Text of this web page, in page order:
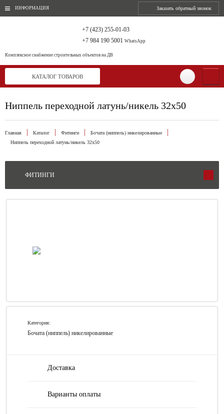
ИНФОРМАЦИЯ Заказать обратный звонок
Комплексное снабжение строительных объектов на ДВ
+7 (423) 255-01-03
+7 984 190 5001 WhatsApp
КАТАЛОГ ТОВАРОВ
Ниппель переходной латунь/никель 32х50
Главная Каталог Фитинги
Бочата (ниппель) никелированные
Ниппель переходной латунь/никель 32х50
ФИТИНГИ
Категория:
Бочата (ниппель) никелированные
Доставка
Варианты оплаты